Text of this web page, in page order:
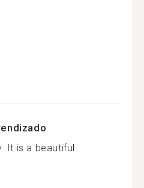
It is a beautiful